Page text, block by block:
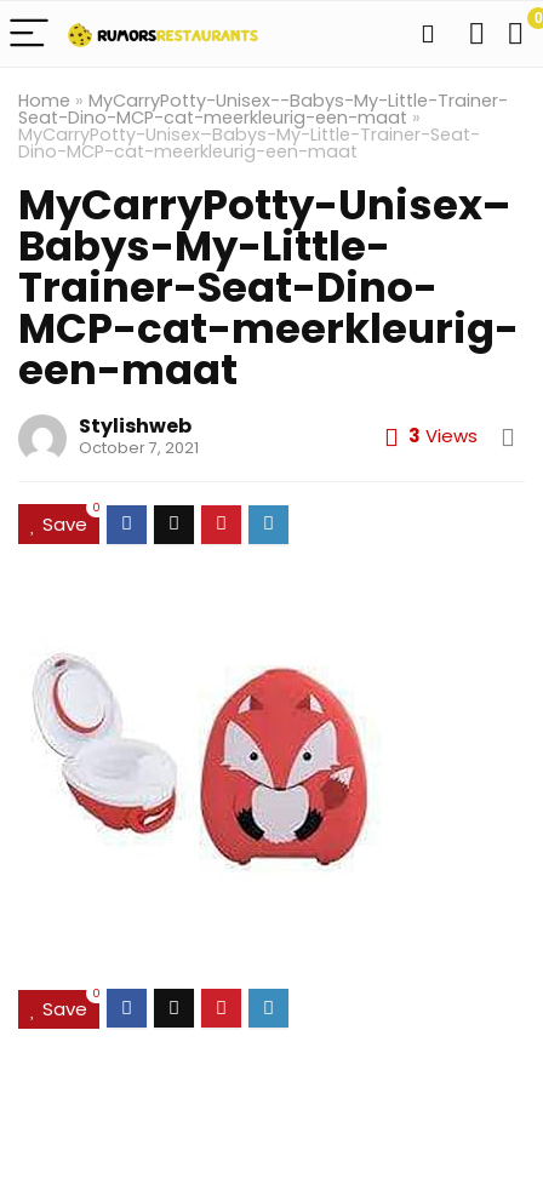
0
Home » MyCarryPotty-Unisex--Babys-My-Little-Trainer-
Seat-Dino-MCP-cat-meerkleurig-een-maat »
MyCarryPotty-Unisex–Babys-My-Little-Trainer-Seat-
Dino-MCP-cat-meerkleurig-een-maat
MyCarryPotty-Unisex–
Babys-My-Little-
Trainer-Seat-Dino-
MCP-cat-meerkleurig-
een-maat
Stylishweb
October 7, 2021 3 Views
Save
0
Save
0